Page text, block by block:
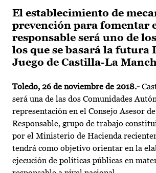
El establecimiento de
prevención para fomentar
responsable será uno de
los que se basará la futura
Juego de Castilla-La
Toledo, 26 de noviembre de 2018.-
será una de las dos Comunidades
representación en el Consejo Asesor
Responsable, grupo de trabajo
por el Ministerio de Hacienda
tendrá como objetivo orientar en la
ejecución de políticas públicas en